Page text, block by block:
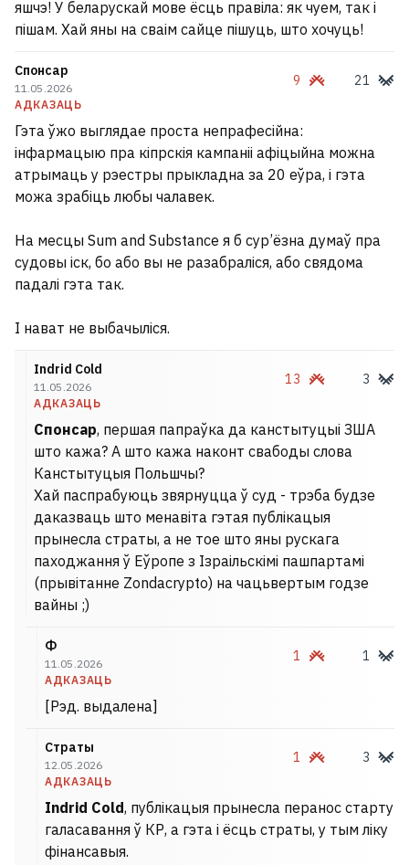
яшчэ! У беларускай мове ёсць правіла: як чуем, так і
пішам. Хай яны на сваім сайце пішуць, што хочуць!
Спонсар
11.05.2026
АДКАЗАЦЬ
9 21
Гэта ўжо выглядае проста непрафесійна:
інфармацыю пра кіпрскія кампаніі афіцыйна можна
атрымаць у рэестры прыкладна за 20 еўра, і гэта
можа зрабіць любы чалавек.
На месцы Sum and Substance я б сур’ёзна думаў пра
судовы іск, бо або вы не разабраліся, або свядома
падалі гэта так.
І нават не выбачыліся.
Indrid Cold
11.05.2026
АДКАЗАЦЬ
13 3
Спонсар, першая папраўка да канстытуцыі ЗША
што кажа? А што кажа наконт свабоды слова
Канстытуцыя Польшчы?
Хай паспрабуюць звярнуцца ў суд - трэба будзе
даказваць што менавіта гэтая публікацыя
прынесла страты, а не тое што яны рускага
паходжання ў Еўропе з Ізраільскімі пашпартамі
(прывітанне Zondacrypto) на чацьвертым годзе
вайны ;)
Ф
11.05.2026
АДКАЗАЦЬ
1 1
[Рэд. выдалена]
Страты
12.05.2026
АДКАЗАЦЬ
1 3
Indrid Cold, публікацыя прынесла перанос старту
галасавання ў КР, а гэта і ёсць страты, у тым ліку
фінансавыя.